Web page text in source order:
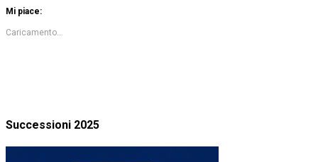
Mi piace:
Caricamento...
Successioni 2025